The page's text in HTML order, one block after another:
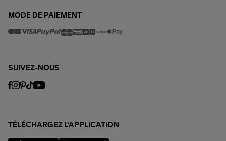
MODE DE PAIEMENT
SUIVEZ-NOUS
TÉLÉCHARGEZ L'APPLICATION